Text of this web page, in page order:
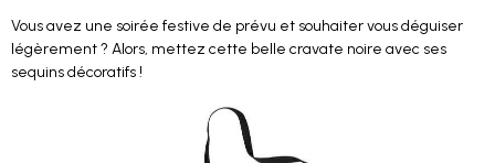
Vous avez une soirée festive de prévu et souhaiter vous déguiser
légèrement ? Alors, mettez cette belle cravate noire avec ses
sequins décoratifs !